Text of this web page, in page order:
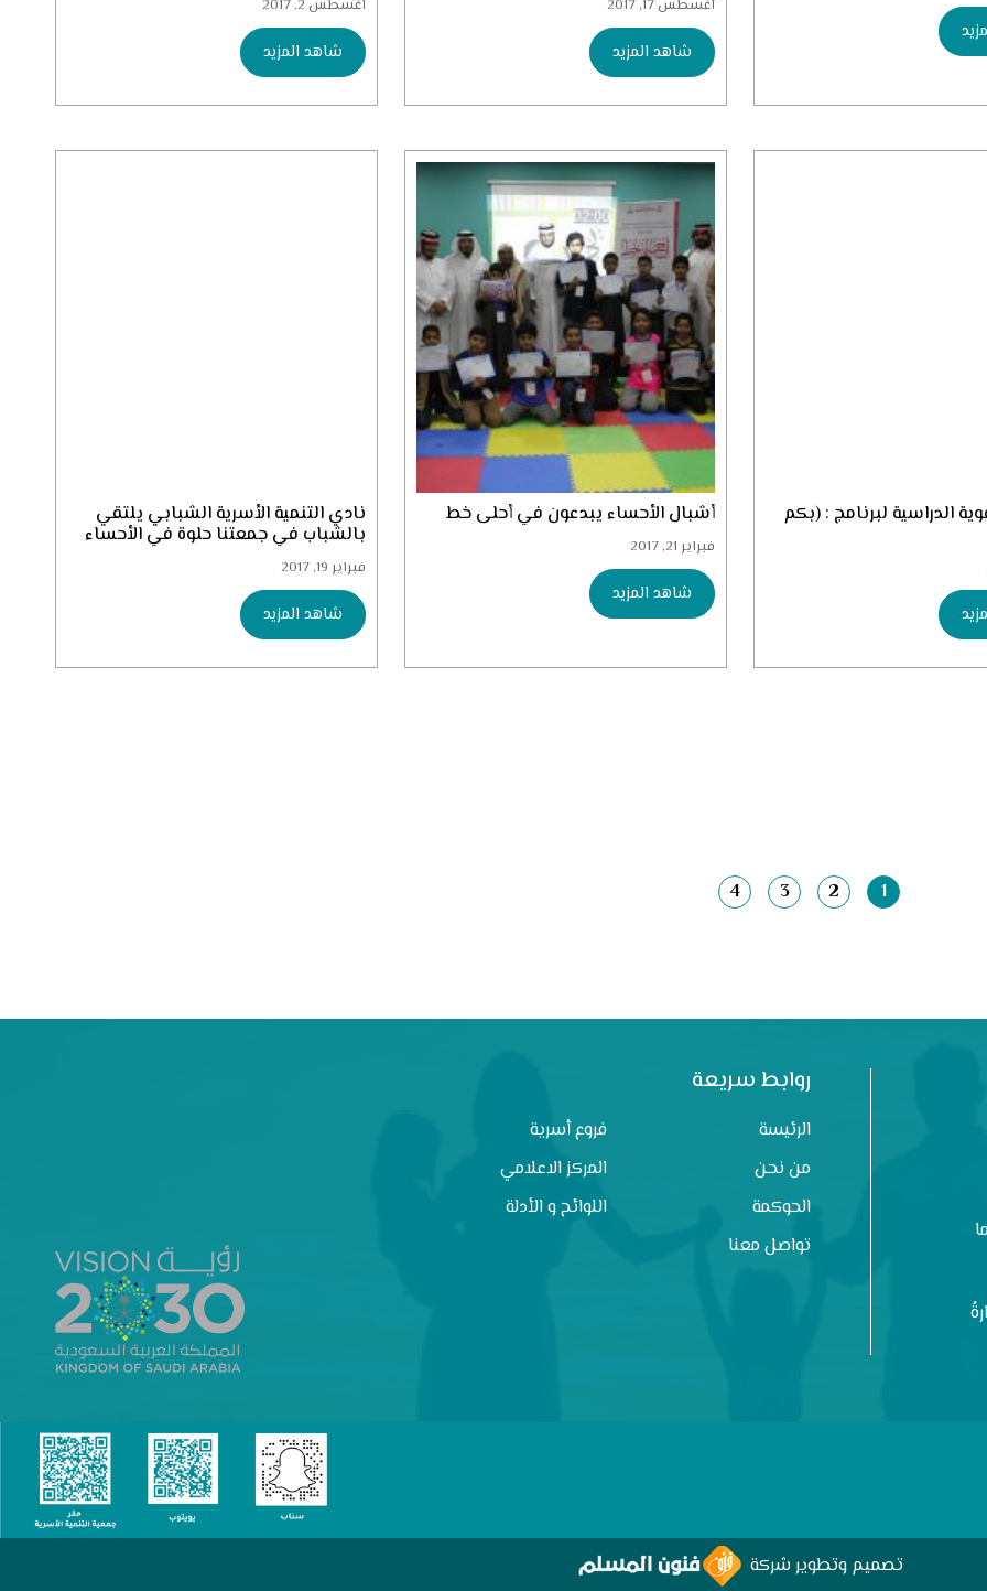
أغسطس 17, 2017
شاهد المزيد
أغسطس 2, 2017
شاهد المزيد
الدراسية لبرنامج : (بكم أشبال الأحساء يبدعون في أحلى خط
فبراير 21, 2017
شاهد المزيد
نادي التنمية الأسرية الشبابي يلتقي
بالشباب في جمعتنا حلوة في الأحساء
فبراير 19, 2017
شاهد المزيد
1
2
3
4
روابط سريعة
الرئيسة
فروع أسرية
من نحن
المركز الاعلامي
الحوكمة
اللوائح و الأدلة
تواصل معنا
تصميم وتطوير شركة